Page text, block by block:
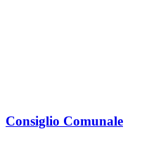
Consiglio Comunale